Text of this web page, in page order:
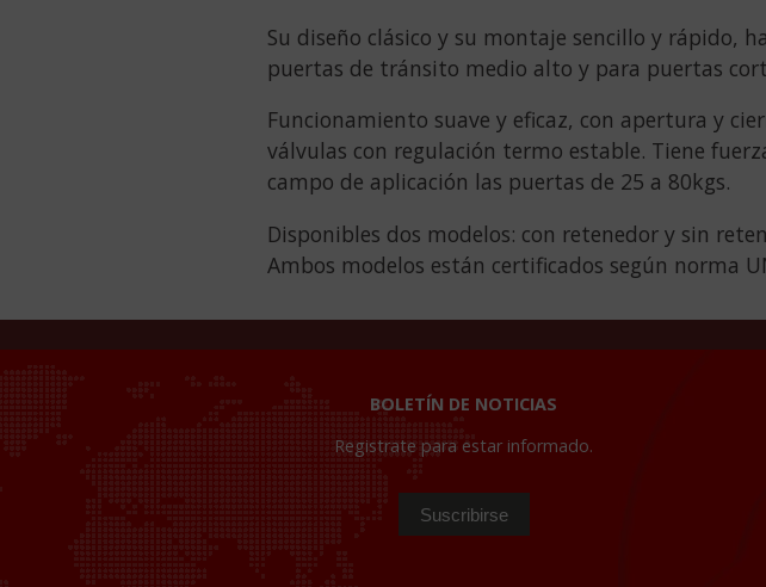
Su diseño clásico y su montaje sencillo y rápido,
puertas de tránsito medio alto y para puertas
Funcionamiento suave y eficaz, con apertura y
válvulas con regulación termo estable. Tiene
campo de aplicación las puertas de 25 a 80kgs.
Disponibles dos modelos: con retenedor y sin
Ambos modelos están certificados según norma
BOLETÍN DE NOTICIAS
Registrate para estar informado.